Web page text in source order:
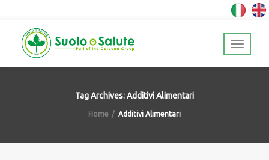
Tag Archives: Additivi Alimentari
Home Additivi Alimentari